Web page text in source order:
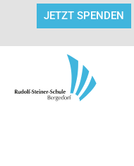
JETZT SPENDEN